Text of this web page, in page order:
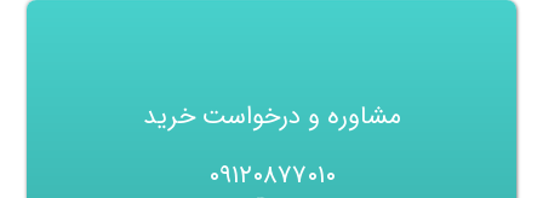
مشاوره و درخواست خرید
۰۹۱۲۰۸۷۷۰۱۰